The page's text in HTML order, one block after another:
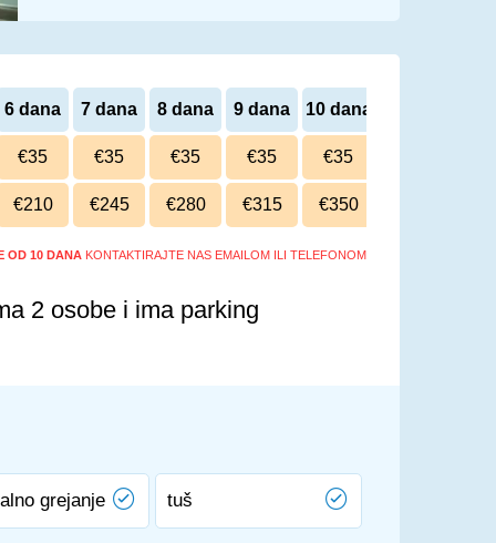
6 dana 7 dana 8 dana 9 dana 10 dana
€35 €35 €35 €35 €35
€210 €245 €280 €315 €350
OD 10 DANA KONTAKTIRAJTE NAS EMAILOM ILI TELEFONOM
2 osobe i ima parking
grejanje tuš